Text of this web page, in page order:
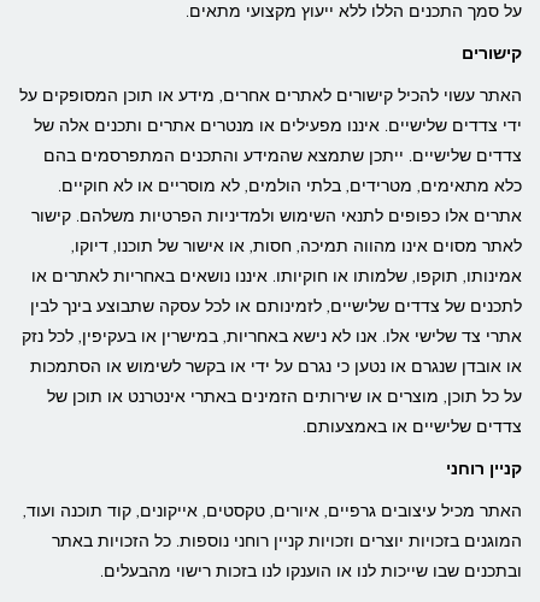
על סמך התכנים הללו ללא ייעוץ מקצועי מתאים.
קישורים
האתר עשוי להכיל קישורים לאתרים אחרים, מידע או תוכן המסופקים על
ידי צדדים שלישיים. איננו מפעילים או מנטרים אתרים ותכנים אלה של
צדדים שלישיים. ייתכן שתמצא שהמידע והתכנים המתפרסמים בהם
כלא מתאימים, מטרידים, בלתי הולמים, לא מוסריים או לא חוקיים.
אתרים אלו כפופים לתנאי השימוש ולמדיניות הפרטיות משלהם. קישור
לאתר מסוים אינו מהווה תמיכה, חסות, או אישור של תוכנו, דיוקו,
אמינותו, תוקפו, שלמותו או חוקיותו. איננו נושאים באחריות לאתרים או
לתכנים של צדדים שלישיים, לזמינותם או לכל עסקה שתבוצע בינך לבין
אתרי צד שלישי אלו. אנו לא נישא באחריות, במישרין או בעקיפין, לכל נזק
או אובדן שנגרם או נטען כי נגרם על ידי או בקשר לשימוש או הסתמכות
על כל תוכן, מוצרים או שירותים הזמינים באתרי אינטרנט או תוכן של
צדדים שלישיים או באמצעותם.
קניין רוחני
האתר מכיל עיצובים גרפיים, איורים, טקסטים, אייקונים, קוד תוכנה ועוד,
המוגנים בזכויות יוצרים וזכויות קניין רוחני נוספות. כל הזכויות באתר
ובתכנים שבו שייכות לנו או הוענקו לנו בזכות רישוי מהבעלים.